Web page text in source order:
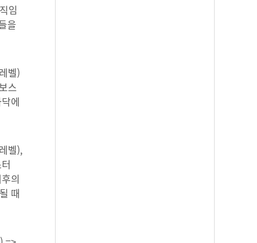
임
을
벨)
스
에
벨),
의
때